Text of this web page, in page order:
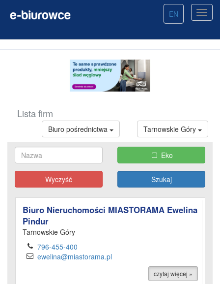
EN
Lista firm
Biuro pośrednictwa Tarnowskie Góry
Eko
Wyczyść
Biuro Nieruchomości MIASTORAMA Ewelina
Pindur
Tarnowskie Góry
796-455-400
ewelina@miastorama.pl
czytaj więcej »